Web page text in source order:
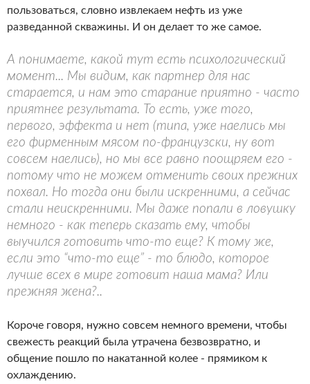
пользоваться, словно извлекаем нефть из уже
разведанной скважины. И он делает то же самое.
А понимаете, какой тут есть психологический
момент... Мы видим, как партнер для нас
старается, и нам это старание приятно - часто
приятнее результата. То есть, уже того,
первого, эффекта и нет (типа, уже наелись мы
его фирменным мясом по-французски, ну вот
совсем наелись), но мы все равно поощряем его -
потому что не можем отменить своих прежних
похвал. Но тогда они были искренними, а сейчас
стали неискренними. Мы даже попали в ловушку
немного - как теперь сказать ему, чтобы
выучился готовить что-то еще? К тому же,
если это “что-то еще” - то блюдо, которое
лучше всех в мире готовит наша мама? Или
прежняя жена?..
Короче говоря, нужно совсем немного времени, чтобы
свежесть реакций была утрачена безвозвратно, и
общение пошло по накатанной колее - прямиком к
охлаждению.